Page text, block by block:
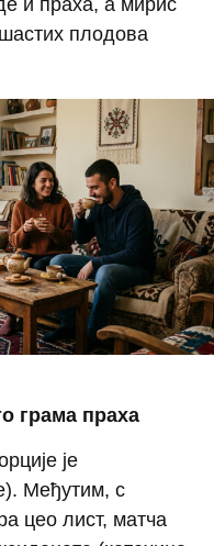
плодова
грама праха
је
Међутим, с
цео лист, матча